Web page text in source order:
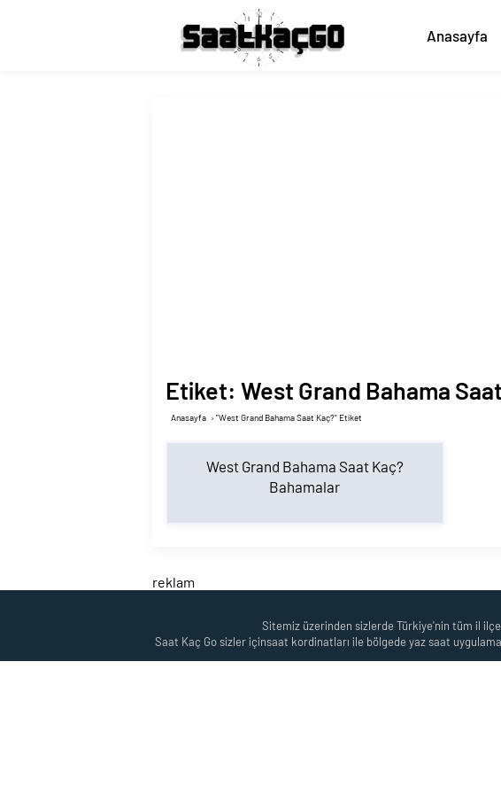
Anasayfa
Etiket: West Grand Bahama
Anasayfa › "West Grand Bahama Saat Kaç?" Etiket
West Grand Bahama Saat Kaç?
Bahamalar
reklam
Sitemiz üzerinden sizlerde Türkiye'nin tüm il
Saat Kaç Go sizler içinsaat kordinatları ile bölgede yaz saat